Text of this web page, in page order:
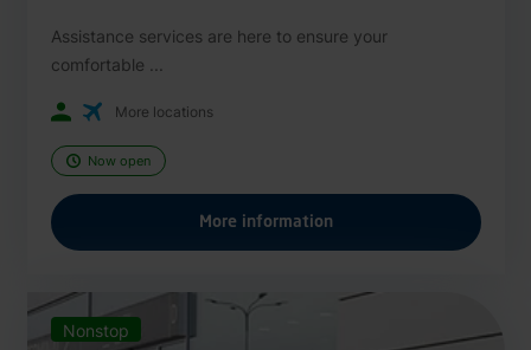
Assistance services are here to ensure your
comfortable ...
More locations
Now open
More information
Nonstop